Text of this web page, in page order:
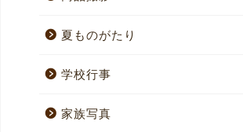
夏ものがたり
学校行事
家族写真